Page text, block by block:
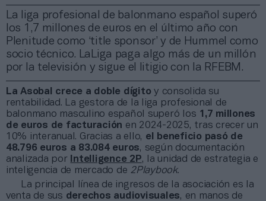
La liga profesional de balonmano español superó
los 1,7 millones de euros en el último año con
Plenitude como ‘title sponsor’ y de Hummel como
socio técnico. LaLiga paga algo más de un millón
por la televisión y sigue el litigio con la RFEBM.
La Asobal crece a doble dígito y consolida su
rentabilidad. La gestora de la liga profesional de
balonmano masculino español superó los 1,7 millones
de euros de facturación en 2024-2025, tras crecer un
10% interanual. Gracias a ello, el beneficio pasó de
48.796 euros a 83.084 euros, según documentación
analizada por
Intelligence 2P, la unidad de estrategia e
inteligencia de mercado de 2Playbook.
La principal línea de ingresos de la asociación es la
venta de sus derechos audiovisuales, en manos de